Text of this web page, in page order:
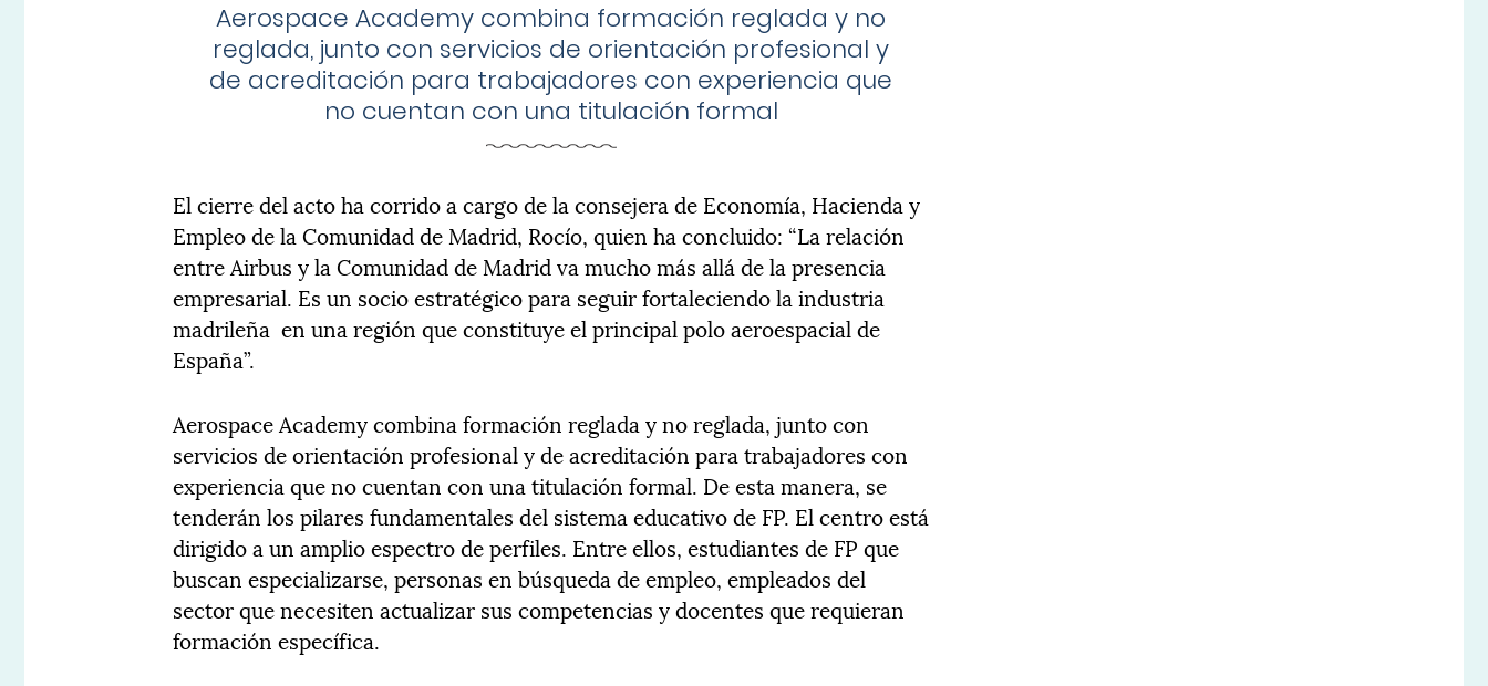
Aerospace Academy combina formación reglada y no
reglada, junto con servicios de orientación profesional y
de acreditación para trabajadores con experiencia que
no cuentan con una titulación formal
El cierre del acto ha corrido a cargo de la consejera de Economía, Hacienda y
Empleo de la Comunidad de Madrid, Rocío, quien ha concluido: “La relación
entre Airbus y la Comunidad de Madrid va mucho más allá de la presencia
empresarial. Es un socio estratégico para seguir fortaleciendo la industria
madrileña en una región que constituye el principal polo aeroespacial de
España”.
Aerospace Academy combina formación reglada y no reglada, junto con
servicios de orientación profesional y de acreditación para trabajadores con
experiencia que no cuentan con una titulación formal. De esta manera, se
tenderán los pilares fundamentales del sistema educativo de FP. El centro está
dirigido a un amplio espectro de perfiles. Entre ellos, estudiantes de FP que
buscan especializarse, personas en búsqueda de empleo, empleados del
sector que necesiten actualizar sus competencias y docentes que requieran
formación específica.